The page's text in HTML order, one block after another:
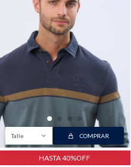
Talle COMPRAR
HASTA 40%OFF